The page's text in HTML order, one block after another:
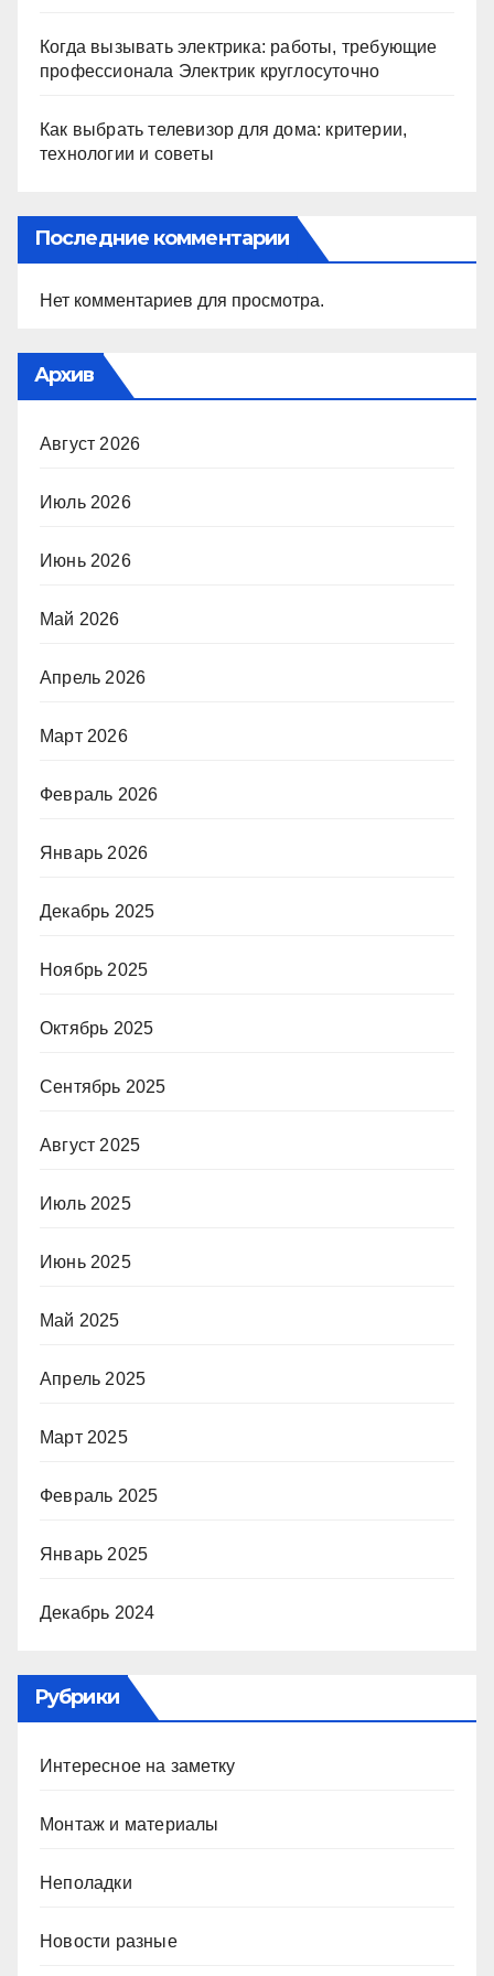
Когда вызывать электрика: работы, требующие
профессионала Электрик круглосуточно
Как выбрать телевизор для дома: критерии,
технологии и советы
Последние комментарии
Нет комментариев для просмотра.
Архив
Август 2026
Июль 2026
Июнь 2026
Май 2026
Апрель 2026
Март 2026
Февраль 2026
Январь 2026
Декабрь 2025
Ноябрь 2025
Октябрь 2025
Сентябрь 2025
Август 2025
Июль 2025
Июнь 2025
Май 2025
Апрель 2025
Март 2025
Февраль 2025
Январь 2025
Декабрь 2024
Рубрики
Интересное на заметку
Монтаж и материалы
Неполадки
Новости разные